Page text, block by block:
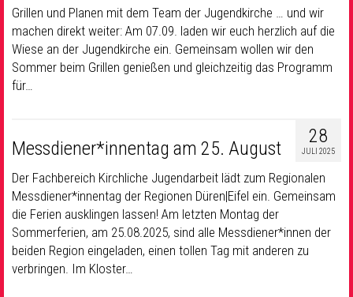
Grillen und Planen mit dem Team der Jugendkirche … und wir
machen direkt weiter: Am 07.09. laden wir euch herzlich auf die
Wiese an der Jugendkirche ein. Gemeinsam wollen wir den
Sommer beim Grillen genießen und gleichzeitig das Programm
für…
28
JULI 2025
Messdiener*innentag am 25. August
Der Fachbereich Kirchliche Jugendarbeit lädt zum Regionalen
Messdiener*innentag der Regionen Düren|Eifel ein. Gemeinsam
die Ferien ausklingen lassen! Am letzten Montag der
Sommerferien, am 25.08.2025, sind alle Messdiener*innen der
beiden Region eingeladen, einen tollen Tag mit anderen zu
verbringen. Im Kloster…